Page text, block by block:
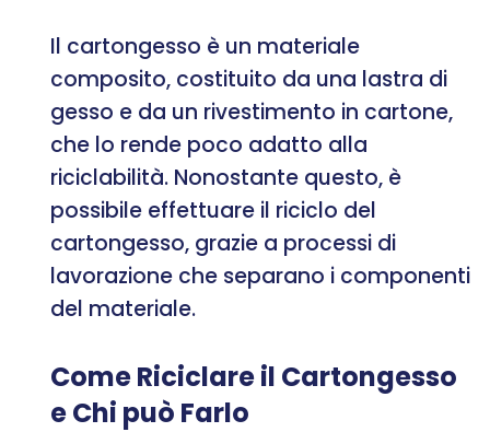
Il cartongesso è un materiale
composito, costituito da una lastra di
gesso e da un rivestimento in cartone,
che lo rende poco adatto alla
riciclabilità. Nonostante questo, è
possibile effettuare il riciclo del
cartongesso, grazie a processi di
lavorazione che separano i componenti
del materiale.
Come Riciclare il Cartongesso
e Chi può Farlo